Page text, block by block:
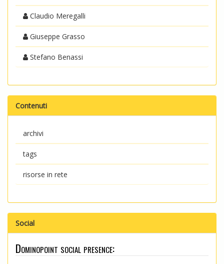
Claudio Meregalli
Giuseppe Grasso
Stefano Benassi
Contenuti
archivi
tags
risorse in rete
Social
Dominopoint social presence: